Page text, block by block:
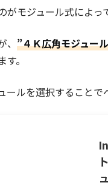
がモジュール式によ
”４Ｋ広角モジュー
。
ールを選択すること